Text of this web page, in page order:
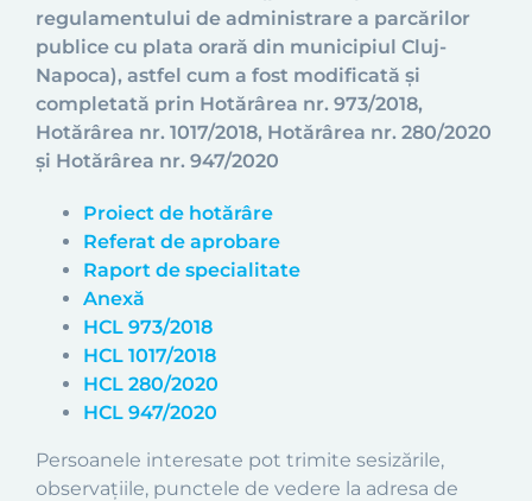
regulamentului de administrare a parcărilor
publice cu plata orară din municipiul Cluj-
Napoca), astfel cum a fost modificată și
completată prin Hotărârea nr. 973/2018,
Hotărârea nr. 1017/2018, Hotărârea nr. 280/2020
și Hotărârea nr. 947/2020
Proiect de hotărâre
Referat de aprobare
Raport de specialitate
Anexă
HCL 973/2018
HCL 1017/2018
HCL 280/2020
HCL 947/2020
Persoanele interesate pot trimite sesizările,
observațiile, punctele de vedere la adresa de